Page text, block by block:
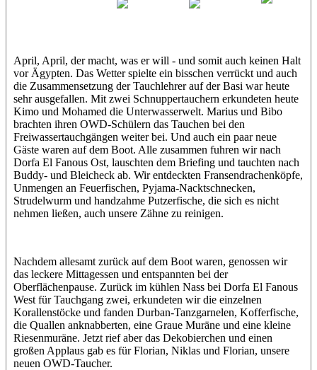
April, April, der macht, was er will - und somit auch keinen Halt
vor Ägypten. Das Wetter spielte ein bisschen verrückt und auch
die Zusammensetzung der Tauchlehrer auf der Basi war heute
sehr ausgefallen. Mit zwei Schnuppertauchern erkundeten heute
Kimo und Mohamed die Unterwasserwelt. Marius und Bibo
brachten ihren OWD-Schülern das Tauchen bei den
Freiwassertauchgängen weiter bei. Und auch ein paar neue
Gäste waren auf dem Boot. Alle zusammen fuhren wir nach
Dorfa El Fanous Ost, lauschten dem Briefing und tauchten nach
Buddy- und Bleicheck ab. Wir entdeckten Fransendrachenköpfe,
Unmengen an Feuerfischen, Pyjama-Nacktschnecken,
Strudelwurm und handzahme Putzerfische, die sich es nicht
nehmen ließen, auch unsere Zähne zu reinigen.
Nachdem allesamt zurück auf dem Boot waren, genossen wir
das leckere Mittagessen und entspannten bei der
Oberflächenpause. Zurück im kühlen Nass bei Dorfa El Fanous
West für Tauchgang zwei, erkundeten wir die einzelnen
Korallenstöcke und fanden Durban-Tanzgarnelen, Kofferfische,
die Quallen anknabberten, eine Graue Muräne und eine kleine
Riesenmuräne. Jetzt rief aber das Dekobierchen und einen
großen Applaus gab es für Florian, Niklas und Florian, unsere
neuen OWD-Taucher.